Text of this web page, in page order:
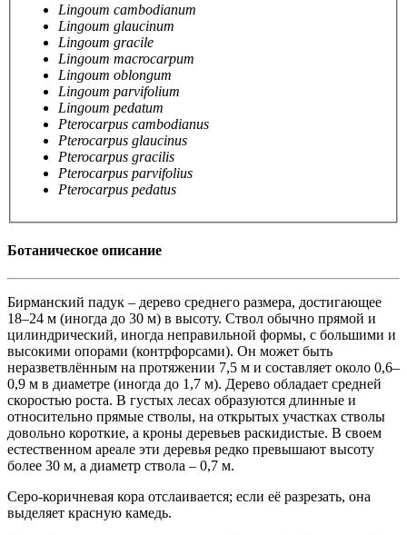
Lingoum cambodianum
Lingoum glaucinum
Lingoum gracile
Lingoum macrocarpum
Lingoum oblongum
Lingoum parvifolium
Lingoum pedatum
Pterocarpus cambodianus
Pterocarpus glaucinus
Pterocarpus gracilis
Pterocarpus parvifolius
Pterocarpus pedatus
Ботаническое описание
Бирманский падук – дерево среднего размера, достигающее
18–24 м (иногда до 30 м) в высоту. Ствол обычно прямой и
цилиндрический, иногда неправильной формы, с большими и
высокими опорами (контрфорсами). Он может быть
неразветвлённым на протяжении 7,5 м и составляет около 0,6–
0,9 м в диаметре (иногда до 1,7 м). Дерево обладает средней
скоростью роста. В густых лесах образуются длинные и
относительно прямые стволы, на открытых участках стволы
довольно короткие, а кроны деревьев раскидистые. В своем
естественном ареале эти деревья редко превышают высоту
более 30 м, а диаметр ствола – 0,7 м.
Серо-коричневая кора отслаивается; если её разрезать, она
выделяет красную камедь.